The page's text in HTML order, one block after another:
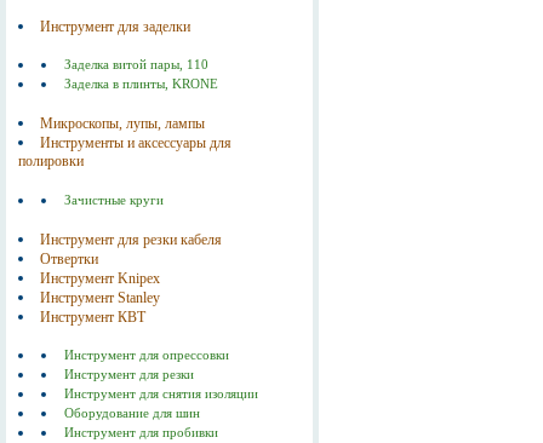
Инструмент для заделки
Заделка витой пары, 110
Заделка в плинты, KRONE
Микроскопы, лупы, лампы
Инструменты и аксессуары для
полировки
Зачистные круги
Инструмент для резки кабеля
Отвертки
Инструмент Knipex
Инструмент Stanley
Инструмент КВТ
Инструмент для опрессовки
Инструмент для резки
Инструмент для снятия изоляции
Оборудование для шин
Инструмент для пробивки